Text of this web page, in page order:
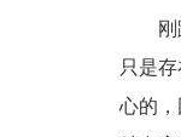
刚踏
只是
心的